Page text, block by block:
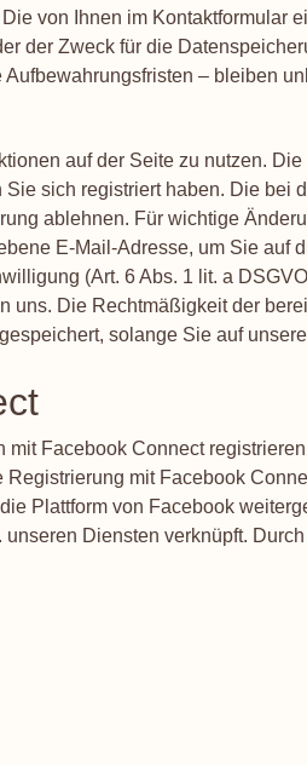
von Ihnen im Kontaktformular
der Zweck für die
– bleiben
auf der Seite zu nutzen.
sich registriert haben. Die bei
ablehnen. Für wichtige
E-Mail-Adresse, um Sie auf
(Art. 6 Abs. 1 lit. a
Die Rechtmäßigkeit der
solange Sie auf
Facebook Connect
mit Facebook
Plattform von Facebook
Diensten verknüpft.